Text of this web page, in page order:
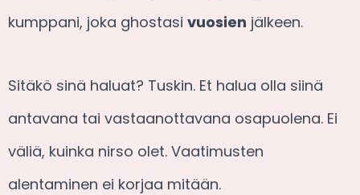
kumppani, joka ghostasi vuosien jälkeen.
Sitäkö sinä haluat? Tuskin. Et halua olla siinä
antavana tai vastaanottavana osapuolena. Ei
väliä, kuinka nirso olet. Vaatimusten
alentaminen ei korjaa mitään.